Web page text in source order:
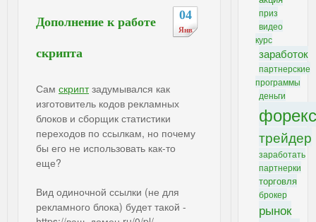
04
Янв
Дополнение к работе
скрипта
Сам скриптзадумывался как
изготовитель кодов рекламных
блоков и сборщик статистики
переходов по ссылкам, но почему
бы его не использовать как-то
еще?
Вид одиночной ссылки (не для
рекламного блока) будет такой -
приз
видео
курс
заработок
партнерские
программы
деньги
трейдер
заработать
партнерки
торговля
брокер
рынок